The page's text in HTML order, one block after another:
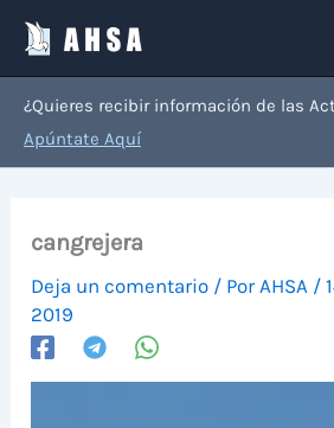
contenido
¿Quieres recibir información de las
Apúntate Aquí
cangrejera
Deja un comentario / Por AHSA /
2019